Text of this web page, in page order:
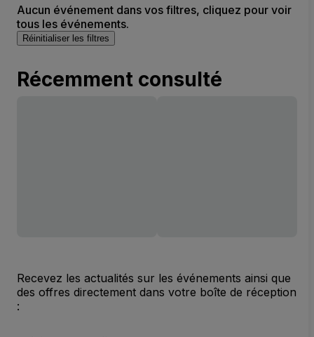
Aucun événement dans vos filtres, cliquez pour voir
tous les événements.
Réinitialiser les filtres
Récemment consulté
Recevez les actualités sur les événements ainsi que
des offres directement dans votre boîte de réception
: